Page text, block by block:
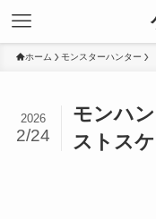
ホーム モンスターハンター
モンハ
ストス
2026
2/24